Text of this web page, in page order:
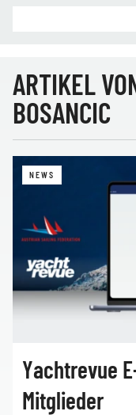
ARTIKEL
BOSANCIC
NEWS
Yachtrevue
Mitglieder